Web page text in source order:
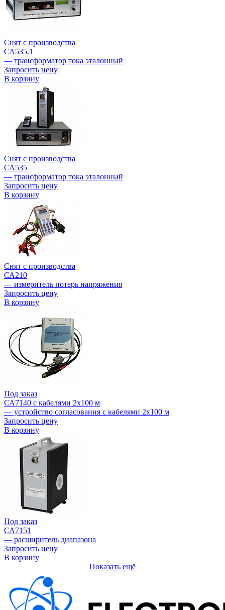
Снят с производства
СА535.1
— трансформатор тока эталонный
Запросить цену
В корзину
Снят с производства
СА535
— трансформатор тока эталонный
Запросить цену
В корзину
Снят с производства
СА210
— измеритель потерь напряжения
Запросить цену
В корзину
Под заказ
СА7140 с кабелями 2х100 м
— устройство согласования с кабелями 2х100 м
Запросить цену
В корзину
Под заказ
СА7151
— расширитель диапазона
Запросить цену
В корзину
Показать ещё